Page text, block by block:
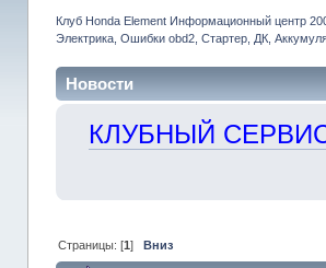
Клуб Honda Element Информационный центр
Электрика, Ошибки obd2, Стартер, ДК,
Новости
КЛУБНЫЙ
Страницы: [1] Вниз